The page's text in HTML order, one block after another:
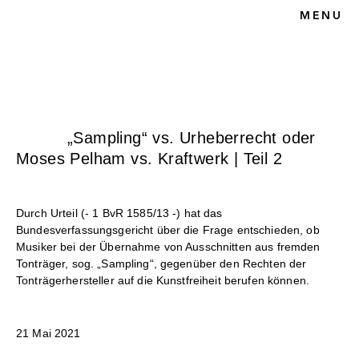
MENU
„Sampling“ vs. Urheberrecht oder
Moses Pelham vs. Kraftwerk | Teil 2
Durch Urteil (- 1 BvR 1585/13 -) hat das
Bundesverfassungsgericht über die Frage entschieden, ob
Musiker bei der Übernahme von Ausschnitten aus fremden
Tonträger, sog. „Sampling“, gegenüber den Rechten der
Tonträgerhersteller auf die Kunstfreiheit berufen können.
21 Mai 2021